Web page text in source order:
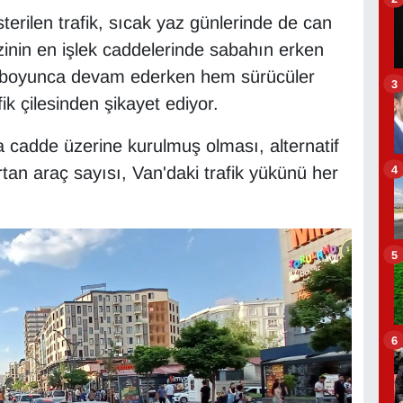
trafik, sıcak yaz günlerinde de can
en işlek caddelerinde sabahın erken
devam ederken hem sürücüler
çilesinden şikayet ediyor.
üzerine kurulmuş olması, alternatif
araç sayısı, Van'daki trafik yükünü her
3
4
5
6